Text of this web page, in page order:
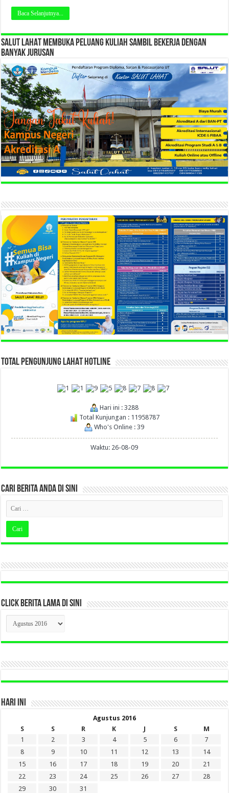
Baca Selanjutnya...
SALUT LAHAT MEMBUKA PELUANG KULIAH SAMBIL BEKERJA DENGAN
BANYAK JURUSAN
TOTAL PENGUNJUNG LAHAT HOTLINE
Hari ini : 3288
Total Kunjungan : 11958787
Who's Online : 39
Waktu: 26-08-09
CARI BERITA ANDA DI SINI
CLICK BERITA LAMA DI SINI
CLICK
BERITA
LAMA
DI
HARI INI
Agustus 2016
S
S R K J S
M
1
2 3 4 5 6
7
8
9 10 11 12 13
14
15
16 17 18 19 20
21
22
23 24 25 26 27
28
29
30
31